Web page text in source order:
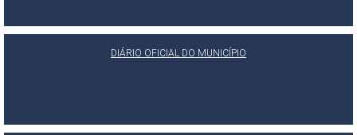
DIÁRIO OFICIAL DO MUNICÍPIO